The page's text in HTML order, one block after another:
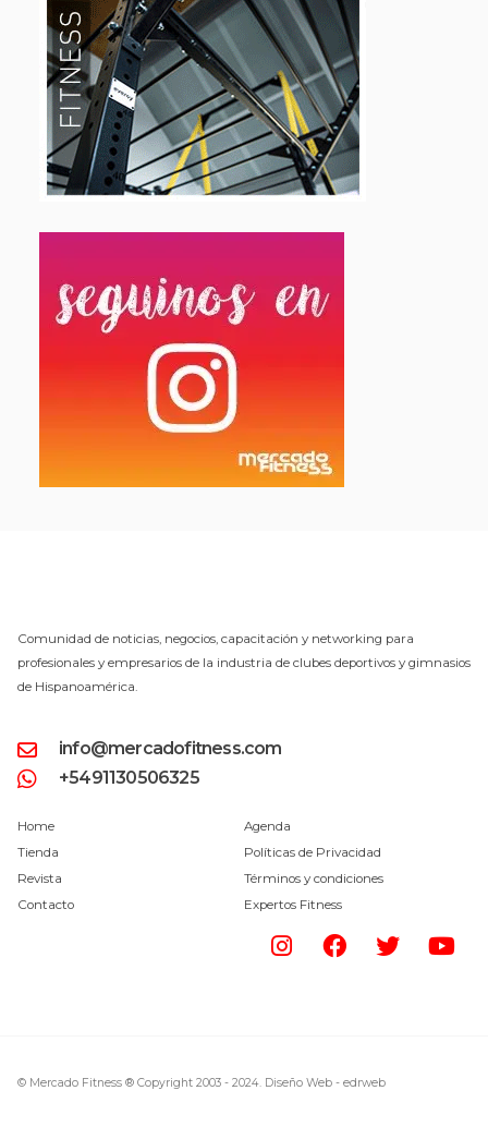
Comunidad de noticias, negocios, capacitación y networking para
profesionales y empresarios de la industria de clubes deportivos y gimnasios
de Hispanoamérica.
info@mercadofitness.com
+5491130506325
Home
Tienda
Revista
Contacto
Agenda
Políticas de Privacidad
Términos y condiciones
Expertos Fitness
© Mercado Fitness ® Copyright 2003 - 2024. Diseño Web - edrweb